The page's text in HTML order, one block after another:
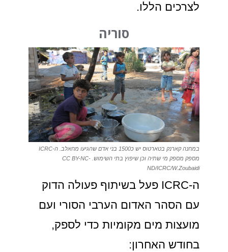
לצרכים הללו.
סוריה
במחנה קארנק בטארטוס יש כ1500 בני אדם שהגיעו מחאלב. ה-ICRC
מספק מספק מי שתיה וכן שיפוץ בתי השימוש. CC BY-NC-
ND/ICRC/W.Zoubaidi
ה-ICRC פעל בשיתוף פעולה הדוק
עם הסהר האדום הערבי הסורי ועם
מועצות מים מקומיות כדי לספק,
בחודש האחרון: